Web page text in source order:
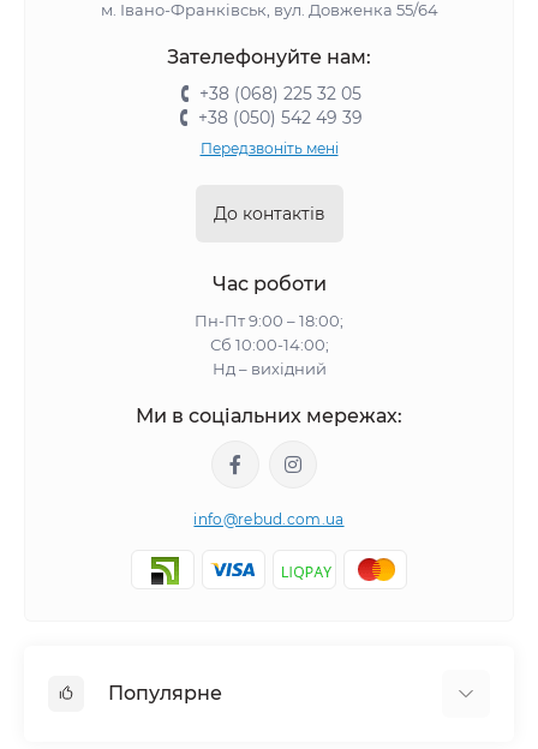
м. Івано-Франківськ, вул. Довженка 55/64
Зателефонуйте нам:
+38 (068) 225 32 05
+38 (050) 542 49 39
Передзвоніть мені
До контактів
Час роботи
Пн-Пт 9:00 – 18:00;
Сб 10:00-14:00;
Нд – вихідний
Ми в соціальних мережах:
info@rebud.com.ua
Популярне